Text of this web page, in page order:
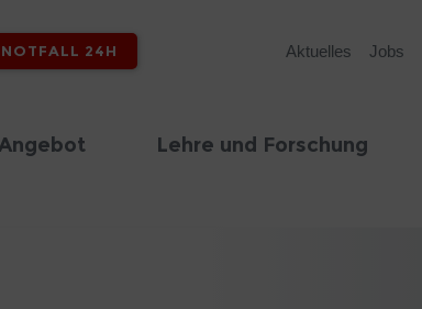
NOTFALL 24H Aktuelles Jobs
Lehre und Forschung